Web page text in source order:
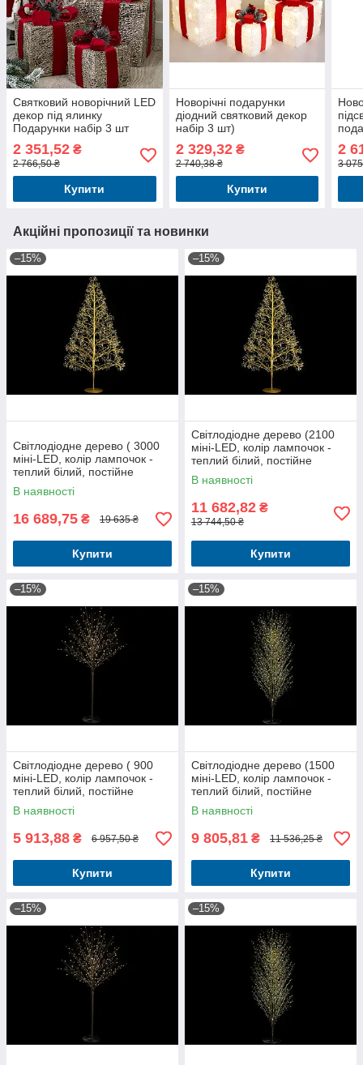
Святковий новорічний LED
декор під ялинку
Подарунки набір 3 шт
2 351,52 ₴
2 766,50 ₴
Купити
Новорічні подарунки
діодний святковий декор
набір 3 шт)
2 329,32₴
2 740,38 ₴
Купити
2
3
Акційні пропозиції та новинки
–15%
Світлодіодне дерево ( 3000
міні-LED, колір лампочок -
теплий білий, постійне
світіння), 210см, колір -
золото
В наявності
16 689,75 ₴ 19 635 ₴
Купити
–15%
Світлодіодне дерево (2100
міні-LED, колір лампочок -
теплий білий, постійне
світіння), 180см, колір -
золото
В наявності
11 682,82 ₴
13 744,50 ₴
Купити
–15%
Світлодіодне дерево ( 900
міні-LED, колір лампочок -
теплий білий, постійне
світіння), 180см, колір -
чорний
В наявності
5 913,88 ₴ 6 957,50 ₴
Купити
–15%
Світлодіодне дерево (1500
міні-LED, колір лампочок -
теплий білий, постійне
світіння), 150см, колір -
чорний
В наявності
9 805,81 ₴ 11 536,25 ₴
Купити
–15% –15%